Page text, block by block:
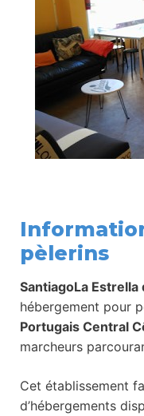
pèlerins
SantiagoLa
hébergement pour
Portugais Central
marcheurs
Cet établissement
d’hébergements